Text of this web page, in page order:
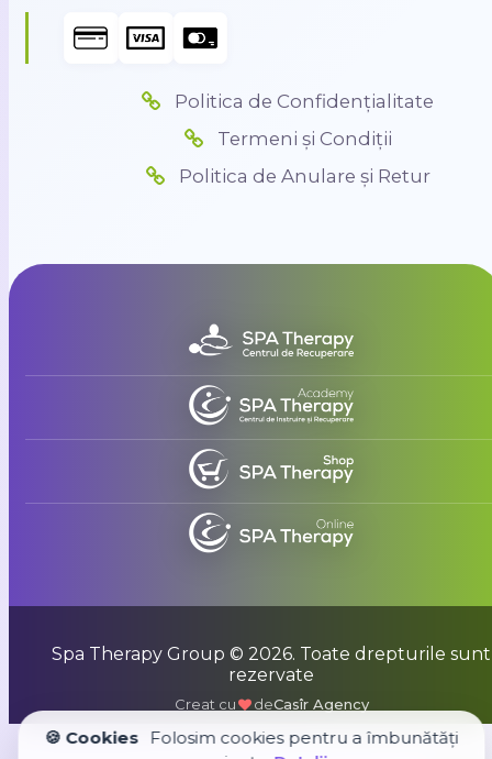
Politica de Confidențialitate
Termeni și Condiții
Politica de Anulare și Retur
Spa Therapy Group © 2026. Toate drepturile sunt
rezervate
Creat cu deCasîr Agency
🍪 Cookies
Folosim cookies pentru a îmbunătăți